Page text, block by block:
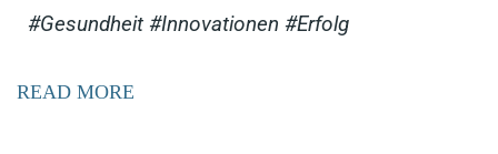
#Gesundheit #Innovationen #Erfolg
READ MORE